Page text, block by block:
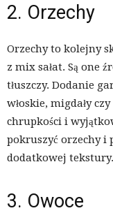
2. Orzechy
Orzechy to kolejny
z mix sałat. Są one
tłuszczy. Dodanie
włoskie, migdały
chrupkości i
pokruszyć orzechy i
dodatkowej tekstury.
3. Owoce